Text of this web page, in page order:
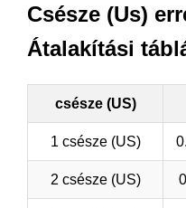
Csésze (Us)
Átalakítási
csésze (US)
1 csésze (US)
2 csésze (US)